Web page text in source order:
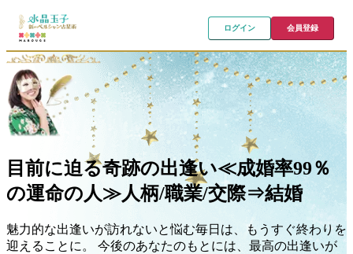
ログイン 会員登録
目前に迫る奇跡の出逢い≪成婚率99％
の運命の人≫人柄/職業/交際⇒結婚
魅力的な出逢いが訪れないと悩む毎日は、もうすぐ終わりを
迎えることに。 今後のあなたのもとには、最高の出逢いが